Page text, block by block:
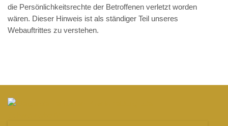
die Persönlichkeitsrechte der Betroffenen verletzt worden
wären. Dieser Hinweis ist als ständiger Teil unseres
Webauftrittes zu verstehen.